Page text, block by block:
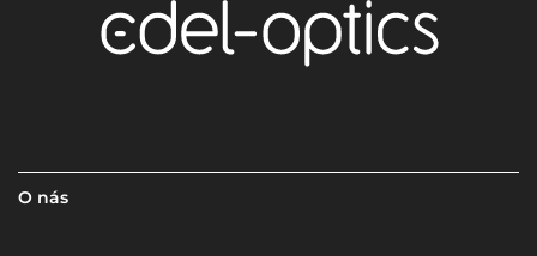
O nás